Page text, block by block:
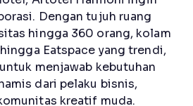
Dengan tujuh ruang
hingga 360 orang, kolam
Eatspace yang trendi,
menjawab kebutuhan
dari pelaku bisnis,
kreatif muda.